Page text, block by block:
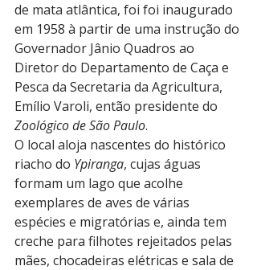
de mata atlântica, foi foi inaugurado
em 1958 à partir de uma instrução do
Governador Jânio Quadros ao
Diretor do Departamento de Caça e
Pesca da Secretaria da Agricultura,
Emílio Varoli, então presidente do
Zoológico de São Paulo.
O local aloja nascentes do histórico
riacho do Ypiranga, cujas águas
formam um lago que acolhe
exemplares de aves de várias
espécies e migratórias e, ainda tem
creche para filhotes rejeitados pelas
mães, chocadeiras elétricas e sala de